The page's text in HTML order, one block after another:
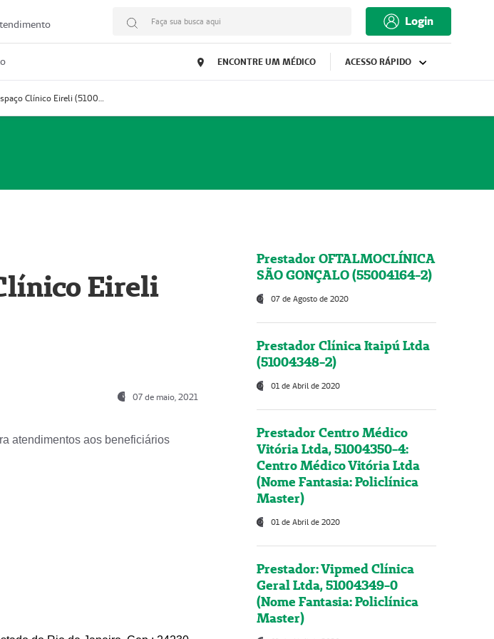
Faça sua busca aqui Login
ENCONTRE UM MÉDICO ACESSO RÁPIDO
Prestador Mosaicum Espaço Clínico Eireli (51004355-5)
Eireli
07 de maio, 2021
atendimentos aos beneficiários
Prestador OFTALMOCLÍNICA
SÃO GONÇALO (55004164-2)
07 de Agosto de 2020
Prestador Clínica Itaipú Ltda
(51004348-2)
01 de Abril de 2020
Prestador Centro Médico
Vitória Ltda, 51004350-4:
Centro Médico Vitória Ltda
(Nome Fantasia: Policlínica
Master)
01 de Abril de 2020
Prestador: Vipmed Clínica
Geral Ltda, 51004349-0
(Nome Fantasia: Policlínica
Master)